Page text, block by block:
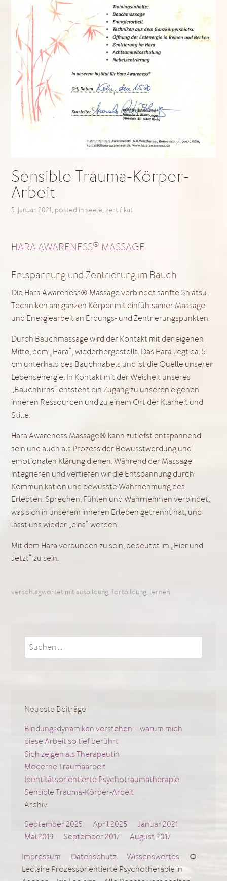
Sensible Trauma-Körper-
Arbeit
5. januar 2021, posted in seele,zertifikat
HARA AWARENESS® MASSAGE
Entspannung und Zentrierung im Bauch
Die Hara Awareness® Massage verbindet sanfte Shiatsu-
Techniken am ganzen Körper mit einfühlsamer Massage
und Energiearbeit an Erdungs- und Zentrierungspunkten.
Durch Bauchmassage wird der Kontakt mit der eigenen
Mitte, dem „Hara“, wiederhergestellt. Das Hara liegt ca. 5
cm unterhalb des Bauchnabels und ist die Quelle unserer
Lebensenergie. In Kontakt mit der Weisheit unseres
„Bauchhirns“ entsteht ein Zugang zu unseren eigenen
inneren Ressourcen und zu einem Ort der Klarheit und
Stille.
Hara Awareness Massage® kann zutiefst entspannend
sein und auch als Prozess der Bewusstwerdung und
emotionalen Klärung dienen. Während der Massage
integrieren und vertiefen wir die Entspannung durch
Kommunikation und bewusste Wahrnehmung des
Erlebten. Sprechen, Fühlen und Wahrnehmen verbindet,
was sich in unserem inneren Erleben getrennt hat, und
lässt uns wieder „eins“ werden.
Mit dem Hara verbunden zu sein, bedeutet im „Hier und
Jetzt“ zu sein.
verschlagwortet mit ausbildung,fortbildung, lernen
Suchen
nach:
Neueste Beiträge
Bindungsdynamiken verstehen – warum mich
diese Arbeit so tief berührt
Sich zeigen als Therapeutin
Moderne Traumaarbeit
Identitätsorientierte Psychotraumatherapie
Sensible Trauma-Körper-Arbeit
Archiv
September 2025
April 2025
Januar 2021
Mai 2019
September 2017
August 2017
Impressum
Datenschutz Wissenswertes
©
Leclaire Prozessorientierte Psychotherapie in